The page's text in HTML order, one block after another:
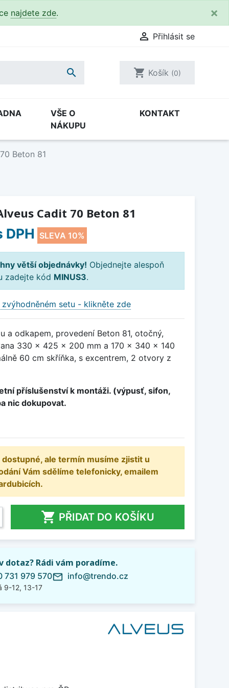
najdete zde. ×
 Přihlásit se
 shopping_cart Košík (0)
VŠE O
NÁKUPU
KONTAKT
Beton 81
Cadit 70 Beton 81
DPH SLEVA 10%
větší objednávky! Objednejte alespoň
zadejte kód MINUS3.
setu - klikněte zde
a odkapem, provedení Beton 81, otočný,
330 x 425 x 200 mm a 170 x 340 x 140
60 cm skříňka, s excentrem, 2 otvory z
příslušenství k montáži. (výpusť, sifon,
nic dokupovat.
ale termín musíme zjistit u
Vám sdělíme telefonicky, emailem
 PŘIDAT DO KOŠÍKU
dotaz? Rádi vám poradíme.
731 979 570
9-12, 13-17
mail_outline info@trendo.cz